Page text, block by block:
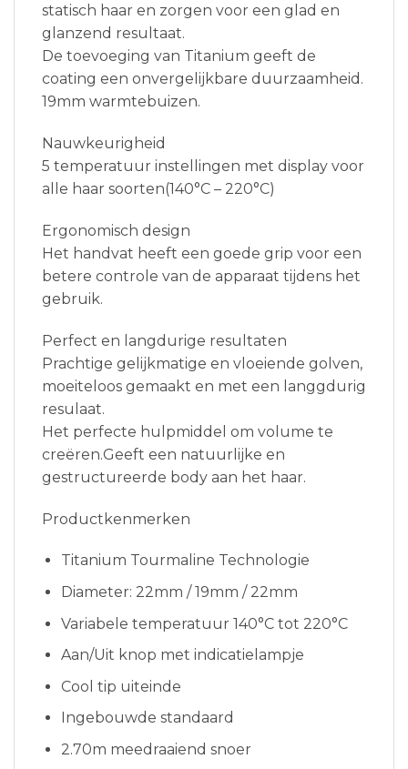
statisch haar en zorgen voor een glad en
glanzend resultaat.
De toevoeging van Titanium geeft de
coating een onvergelijkbare duurzaamheid.
19mm warmtebuizen.
Nauwkeurigheid
5 temperatuur instellingen met display voor
alle haar soorten(140°C – 220°C)
Ergonomisch design
Het handvat heeft een goede grip voor een
betere controle van de apparaat tijdens het
gebruik.
Perfect en langdurige resultaten
Prachtige gelijkmatige en vloeiende golven,
moeiteloos gemaakt en met een langgdurig
resulaat.
Het perfecte hulpmiddel om volume te
creëren.Geeft een natuurlijke en
gestructureerde body aan het haar.
Productkenmerken
Titanium Tourmaline Technologie
Diameter: 22mm / 19mm / 22mm
Variabele temperatuur 140°C tot 220°C
Aan/Uit knop met indicatielampje
Cool tip uiteinde
Ingebouwde standaard
2.70m meedraaiend snoer